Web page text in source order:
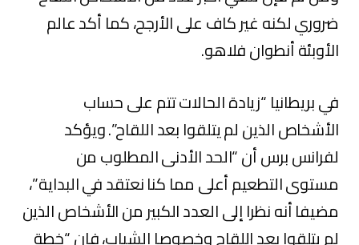
ضروري لكنه غير كاف على الأرجح، كما أكد عالم
الأوبئة أنطوان فلاهو.
في بريطانيا “زيادة الحالات تتم على حساب
الأشخاص الذين لم يتلقوا بعد اللقاح”. ويؤكد
لفرانس برس أن “الحد الأدنى المطلوب من
مستوى التطعيم أعلى مما كنا نعتقد في البداية”،
مضيفا أنه نظرا إلى العدد الكبير من الأشخاص الذين
لم يتلقوا بعد اللقاح وخصوصا الشباب، فإن “خطة